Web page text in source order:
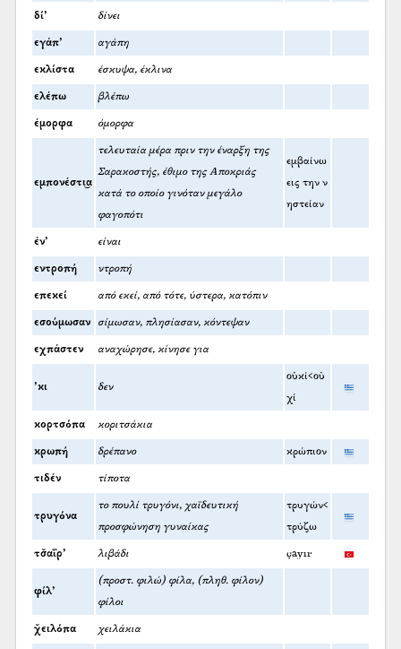
δί’ δίνει
εγάπ’ αγάπη
εκλίστα έσκυψα, έκλινα
ελέπω βλέπω
έμορφα όμορφα
εμπονέστι͜α
τελευταία μέρα πριν την έναρξη της
Σαρακοστής, έθιμο της Αποκριάς
κατά το οποίο γινόταν μεγάλο
φαγοπότι
εμβαίνω
εις την ν
ηστείαν
έν’ είναι
εντροπή ντροπή
επεκεί από εκεί, από τότε, ύστερα, κατόπιν
εσούμωσαν σίμωσαν, πλησίασαν, κόντεψαν
εχπάστεν αναχώρησε, κίνησε για
’κι δεν
οὐκί<οὐ
χί
κορτσόπα κοριτσάκια
κρωπή δρέπανο κρώπιον
τιδέν τίποτα
τρυγόνα
το πουλί τρυγόνι, χαϊδευτική
προσφώνηση γυναίκας
τρυγών<
τρύζω
τσ̌αΐρ’ λιβάδι çayır
φίλ’
(προστ. φιλώ) φίλα, (πληθ. φίλον)
φίλοι
χ̌ειλόπα χειλάκια